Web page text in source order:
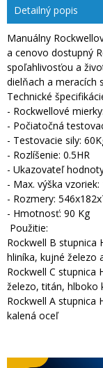
Detailný popis
Manuálny
a cenovo dostupný
spoľahlivosťou a
dielňach a meracích
Technické
- Rockwellové
- Počiatočná
- Testovacie sily:
- Rozlíšenie: 0.5HR
- Ukazovateľ
- Max. výška
- Rozmery:
- Hmotnosť: 90 Kg
Použitie:
Rockwell B stupnica
hliníka, kujné železo
Rockwell C stupnica
železo, titán, hlboko
Rockwell A stupnica
kalená oceľ